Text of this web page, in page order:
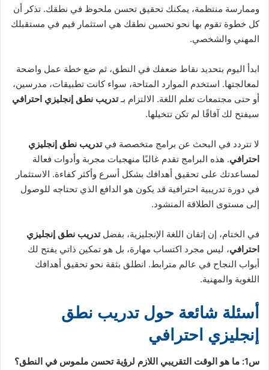
وممارسة منتظمة، يمكنك تحقيق تحسن ملحوظ في نطقك. تذكر أن
كل خطوة تقوم بها نحو تحسين نطقك هي استثمار قيم في مستقبلك
المهني والشخصي.
ابدأ اليوم بتحديد نقاط ضعفك في النطق، ثم ضع خطة عمل واضحة
لمعالجتها. استخدم الموارد المتاحة، سواء كانت تطبيقات، مدرسين،
أو حتى مجتمعات تعلم اللغة. الالتزام بـتدريب نطق إنجليزي احترافي
سيفتح لك آفاقًا لم تكن تتخيلها.
لا تتردد في البحث عن برامج متخصصة فيتدريب نطق إنجليزي
احترافي. هذه البرامج تقدم غالبًا منهجيات مجربة وأدوات فعالة
لمساعدتك على تحقيق أهدافك بشكل أسرع وأكثر كفاءة. الاستثمار
في دورة تدريبية احترافية قد يكون هو الدافع الذي تحتاجه للوصول
إلى مستوى الطلاقة المنشود.
في الختام، إن إتقان اللغة الإنجليزية، بفضلتدريب نطق إنجليزي
احترافي، ليس مجرد اكتساب مهارة، بل هو تمكين ذاتي يفتح لك
أبواب النجاح في عالم مترابط. انطلق بثقة نحو تحقيق أهدافك
اللغوية والمهنية.
أسئلة شائعة حول تدريب نطق
إنجليزي احترافي
س1: ما هو الوقت التقريبي اللازم لرؤية تحسن ملموس في النطق؟